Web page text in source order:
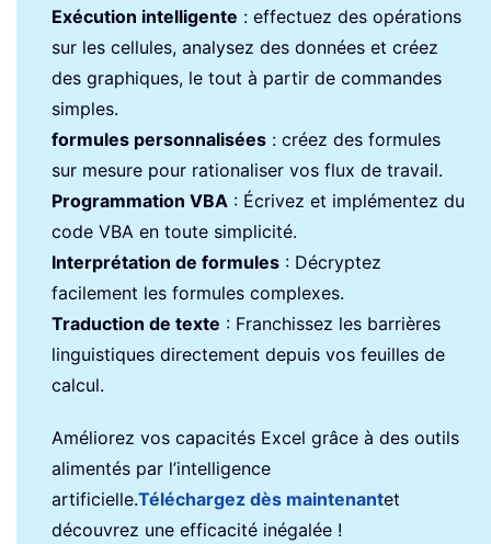
Exécution intelligente : effectuez des opérations
sur les cellules, analysez des données et créez
des graphiques, le tout à partir de commandes
simples.
formules personnalisées : créez des formules
sur mesure pour rationaliser vos flux de travail.
Programmation VBA : Écrivez et implémentez du
code VBA en toute simplicité.
Interprétation de formules : Décryptez
facilement les formules complexes.
Traduction de texte : Franchissez les barrières
linguistiques directement depuis vos feuilles de
calcul.
Améliorez vos capacités Excel grâce à des outils
alimentés par l’intelligence
artificielle.Téléchargez dès maintenantet
découvrez une efficacité inégalée !